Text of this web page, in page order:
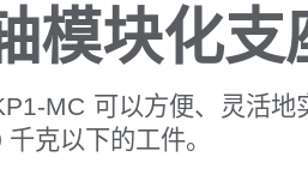
模块化支
MC 可以方便、灵活
克以下的工件。